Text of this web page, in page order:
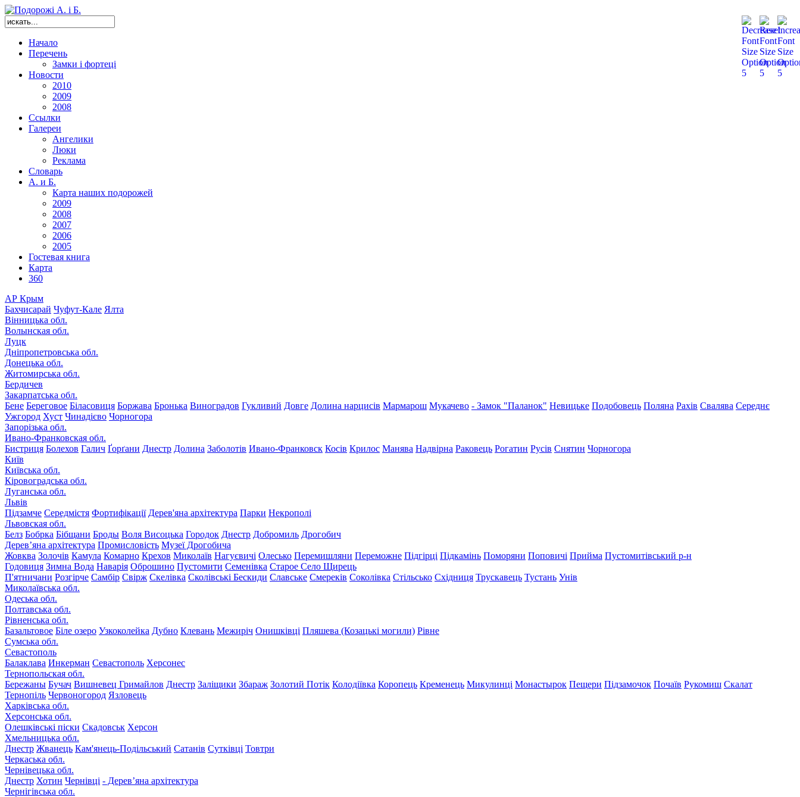
Начало
Перечень
Замки і фортеці
Новости
2010
2009
2008
Ссылки
Галереи
Ангелики
Люки
Реклама
Словарь
А. и Б.
Карта наших подорожей
2009
2008
2007
2006
2005
Гостевая книга
Карта
360
АР Крым
Бахчисарай Чуфут-Кале Ялта
Вінницька обл.
Волынская обл.
Луцк
Дніпропетровська обл.
Донецька обл.
Житомирська обл.
Бердичев
Закарпатська обл.
Бене Береговое Біласовиця Боржава Бронька Виноградов Гукливий Довге Долина нарцисів Мармарош Мукачево - Замок "Паланок" Невицьке Подобовець Поляна Рахів Свалява Середнє
Ужгород Хуст Чинадієво Чорногора
Запорізька обл.
Ивано-Франковская обл.
Бистриця Болехов Галич Ґорґани Днестр Долина Заболотів Ивано-Франковск Косів Крилос Манява Надвірна Раковець Рогатин Русів Снятин Чорногора
Київ
Київська обл.
Кіровоградська обл.
Луганська обл.
Львів
Підзамче Середмістя Фортифікації Дерев'яна архітектура Парки Некрополі
Львовская обл.
Белз Бобрка Бібщани Броды Воля Висоцька Городок Днестр Добромиль Дрогобич
Дерев’яна архітектура Промисловість Музеї Дрогобича
Жовква Золочів Камула Комарно Крехов Миколаїв Нагуєвичі Олесько Перемишляни Переможне Підгірці Підкамінь Поморяни Поповичі Прийма Пустомитівський р-н
Годовиця Зимна Вода Наварія Оброшино Пустомити Семенівка Старое Село Щирець
П'ятничани Розгірче Самбір Свірж Скелівка Сколівські Бескиди Славське Смереків Соколівка Стільсько Східниця Трускавець Тустань Унів
Миколаївська обл.
Одеська обл.
Полтавська обл.
Рівненська обл.
Базальтовое Біле озеро Узкоколейка Дубно Клевань Межиріч Онишківці Пляшева (Козацькі могили) Рівне
Сумська обл.
Севастополь
Балаклава Инкерман Севастополь Херсонес
Тернопольская обл.
Бережаны Бучач Вишневец Гримайлов Днестр Заліщики Збараж Золотий Потік Колодіївка Коропець Кременець Микулинці Монастырок Пещери Підзамочок Почаїв Рукомиш Скалат
Тернопіль Червоногород Язловець
Харківська обл.
Херсонська обл.
Олешківські піски Скадовськ Херсон
Хмельницька обл.
Днестр Жванець Кам'янець-Подільський Сатанів Сутківці Товтри
Черкаська обл.
Чернівецька обл.
Днестр Хотин Чернівці - Дерев’яна архітектура
Чернігівська обл.